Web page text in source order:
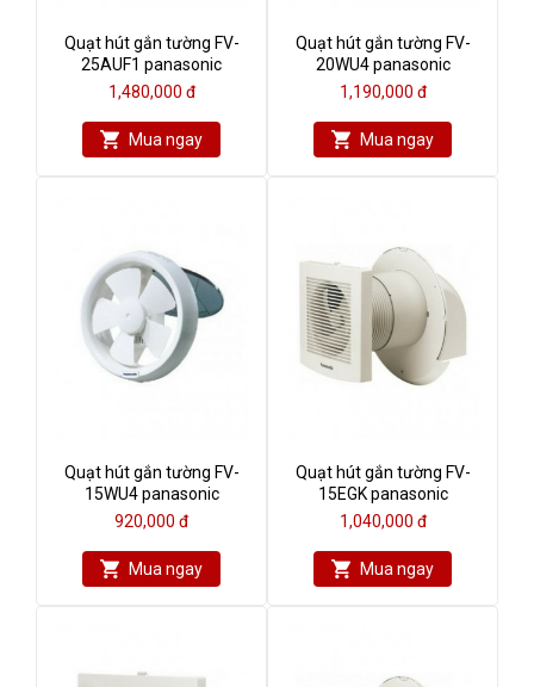
Quạt hút gắn tường FV-
25AUF1 panasonic
1,480,000 đ
Mua ngay
Quạt hút gắn tường FV-
20WU4 panasonic
1,190,000 đ
Mua ngay
Quạt hút gắn tường FV-
15WU4 panasonic
920,000 đ
Mua ngay
Quạt hút gắn tường FV-
15EGK panasonic
1,040,000 đ
Mua ngay